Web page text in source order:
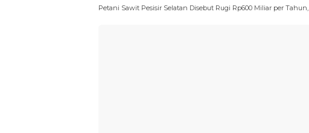
Petani Sawit Pesisir Selatan Disebut Rugi Rp600 Miliar per